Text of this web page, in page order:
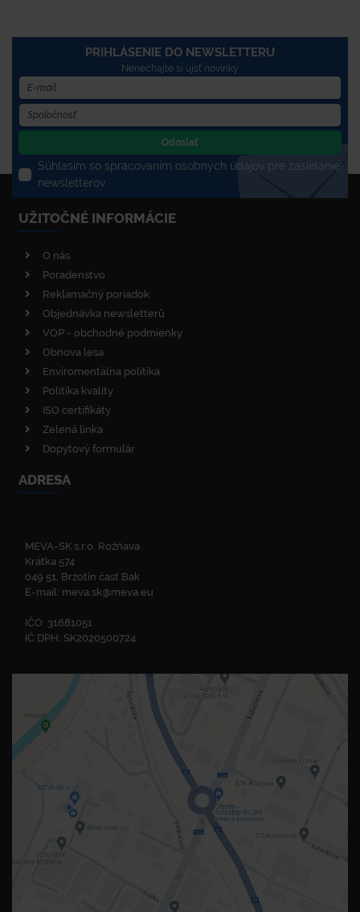
PRIHLÁSENIE DO NEWSLETTERU
Nenechajte si újsť novinky
Odoslať
Súhlasím so spracovaním osobných údajov pre zasielanie
newsletterov
UŽITOČNÉ INFORMÁCIE
O nás
Poradenstvo
Reklamačný poriadok
Objednávka newsletterů
VOP - obchodné podmienky
Obnova lesa
Enviromentálna politika
Politika kvality
ISO certifikáty
Zelená linka
Dopytový formulár
ADRESA
MEVA-SK s.r.o. Rožňava
Krátka 574
049 51, Brzotín časť Bak
E-mail: meva.sk@meva.eu
IČO: 31681051
IČ DPH: SK2020500724